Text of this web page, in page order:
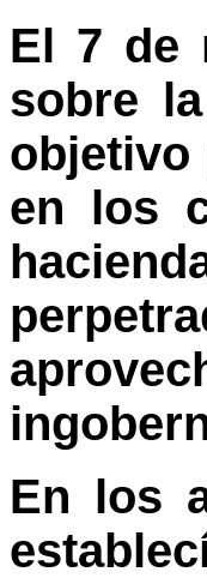
El 7 de
sobre
objetivo
en los
En los